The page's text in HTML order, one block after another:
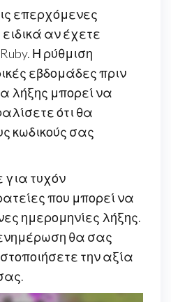
επερχόμενες
αν έχετε
Η ρύθμιση
εβδομάδες πριν
λήξης μπορεί να
ότι θα
κωδικούς σας
για τυχόν
που μπορεί να
ημερομηνίες λήξης.
θα σας
την αξία